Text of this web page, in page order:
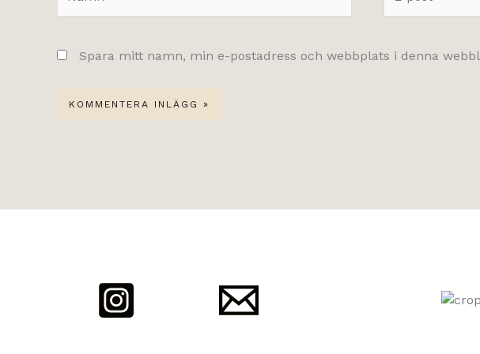
post*
Spara mitt namn, min e-postadress och webbplats i denna